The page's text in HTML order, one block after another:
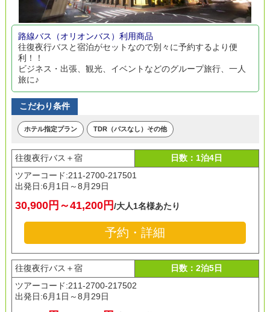
路線バス（オリオンバス）利用商品
往復夜行バスと宿泊がセットなので別々に予約するより便
利！！
ビジネス・出張、観光、イベントなどのグループ旅行、一人
旅に♪
こだわり条件
ホテル指定プラン TDR（パスなし）その他
往復夜行バス＋宿
日数：1泊4日
ツアーコード:211-2700-217501
出発日:6月1日～8月29日
30,900円～41,200円/大人1名様あたり
予約・詳細
往復夜行バス＋宿
日数：2泊5日
ツアーコード:211-2700-217502
出発日:6月1日～8月29日